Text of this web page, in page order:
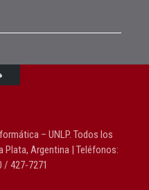
– UNLP. Todos los
Plata, Argentina | Teléfonos:
/ 427-7271